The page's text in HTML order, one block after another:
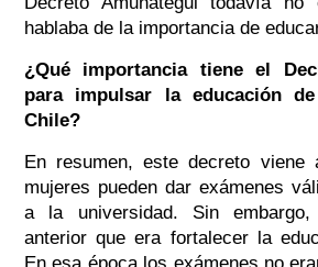
hablaba de la importancia de
¿Qué importancia tiene el
para impulsar la educación
Chile?
En resumen, este decreto viene
mujeres pueden dar exámenes
a la universidad. Sin
anterior que era fortalecer la